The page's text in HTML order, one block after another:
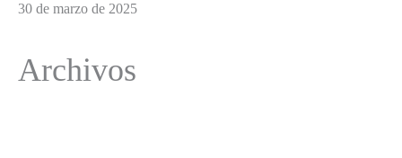
30 de marzo de 2025
Archivos